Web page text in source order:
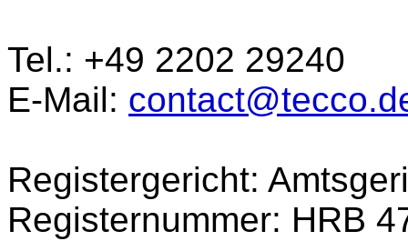
Tel.: +49 2202 29240
E-Mail:
Registergericht:
Registernummer: HRB